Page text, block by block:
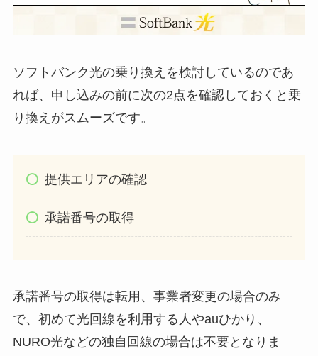
ソフトバンク光の乗り換えを検討しているのであ
れば、申し込みの前に次の2点を確認しておくと乗
り換えがスムーズです。
提供エリアの確認
承諾番号の取得
承諾番号の取得は転用、事業者変更の場合のみ
で、初めて光回線を利用する人やauひかり、
NURO光などの独自回線の場合は不要となりま